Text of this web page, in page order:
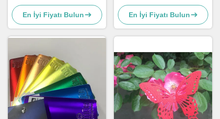
Yüksek ısı dokulu
En İyi Fiyatı Bulun
antimikrobiyal toz kaplama
boyası
En İyi Fiyatı Bulun